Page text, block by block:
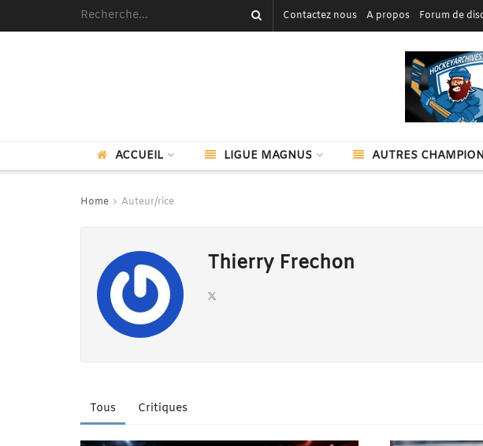
Contactez nous A propos Forum de
ACCUEIL LIGUE MAGNUS AUTRES
Home Auteur/rice
Thierry Frechon
Tous Critiques